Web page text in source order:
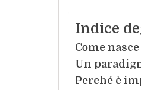
Indice
Come
Un
Perché è